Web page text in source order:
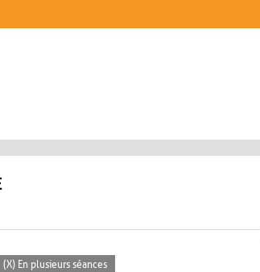
(X) En plusieurs séances